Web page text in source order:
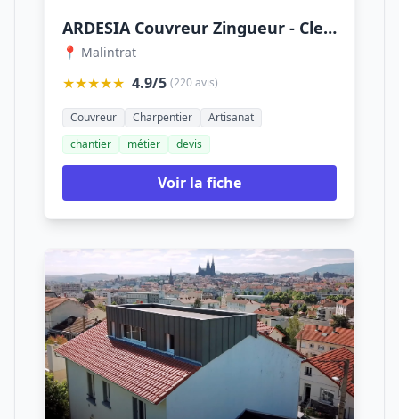
ARDESIA Couvreur Zingueur - Clermont-Ferrand
📍 Malintrat
★★★★★ 4.9/5 (220 avis)
Couvreur Charpentier
Artisanat
chantier
métier devis
Voir la fiche